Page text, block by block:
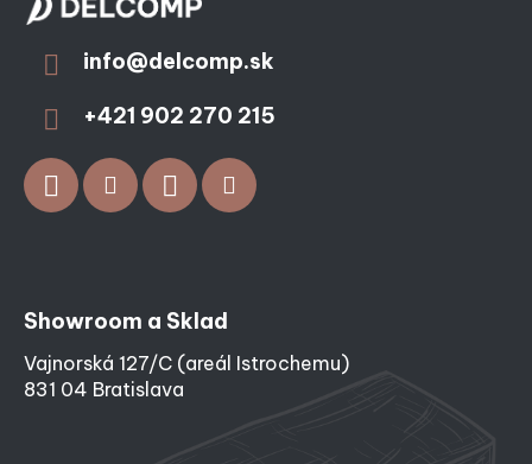
info@delcomp.sk
+421 902 270 215
Showroom a Sklad
Vajnorská 127/C (areál Istrochemu)
831 04 Bratislava